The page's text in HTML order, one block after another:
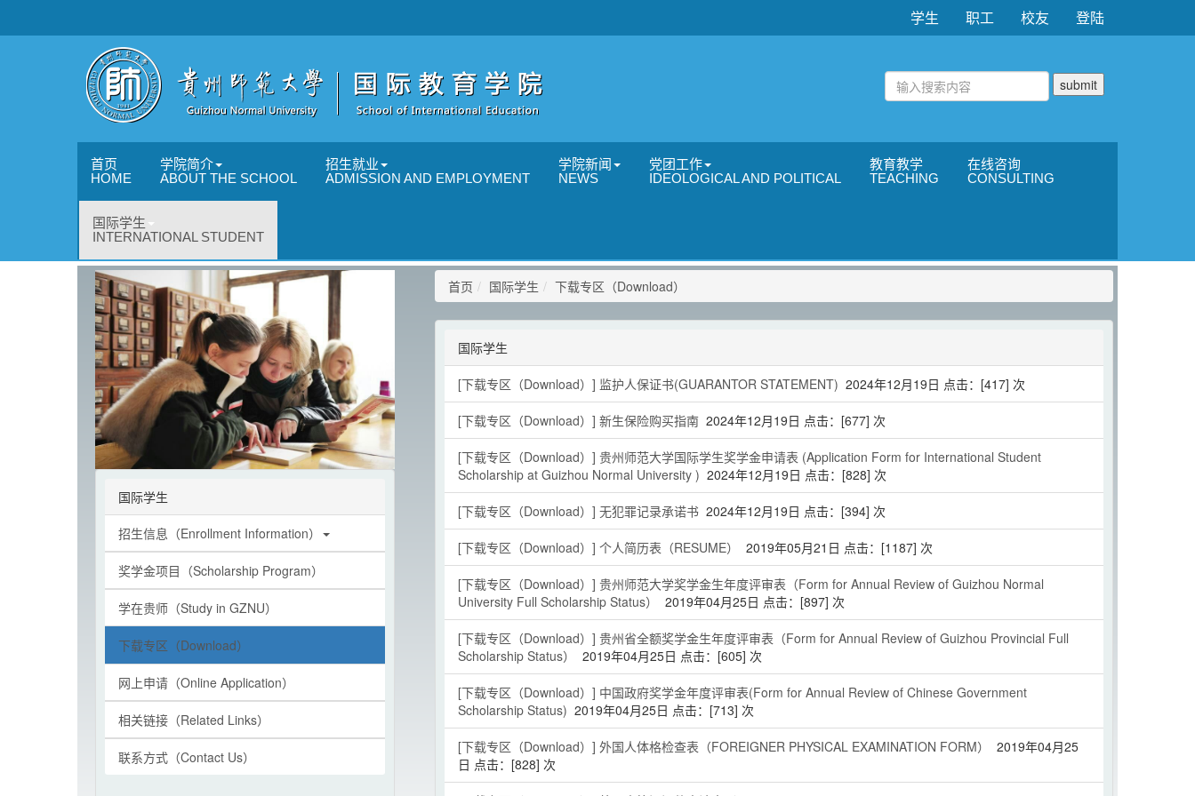
学生 职工 校友 登陆
首页
HOME
学院简介
ABOUT THE SCHOOL
招生就业
ADMISSION AND EMPLOYMENT
学院新闻
NEWS
党团工作
IDEOLOGICAL AND POLITICAL
教育教学
TEACHING
在线咨询
CONSULTING
国际学生
INTERNATIONAL STUDENT
首页 国际学生 下载专区（Download）
国际学生
[下载专区（Download）] 监护人保证书(GUARANTOR STATEMENT) 2024年12月19日 点击：[417] 次
[下载专区（Download）] 新生保险购买指南2024年12月19日 点击：[677] 次
[下载专区（Download）] 贵州师范大学国际学生奖学金申请表 (Application Form for International Student
Scholarship at Guizhou Normal University ) 2024年12月19日 点击：[828] 次
[下载专区（Download）] 无犯罪记录承诺书2024年12月19日 点击：[394] 次
[下载专区（Download）] 个人简历表（RESUME） 2019年05月21日 点击：[1187] 次
[下载专区（Download）] 贵州师范大学奖学金生年度评审表（Form for Annual Review of Guizhou Normal
University Full Scholarship Status）
2019年04月25日 点击：[897] 次
[下载专区（Download）] 贵州省全额奖学金生年度评审表（Form for Annual Review of Guizhou Provincial Full
Scholarship Status）
2019年04月25日 点击：[605] 次
[下载专区（Download）] 中国政府奖学金年度评审表(Form for Annual Review of Chinese Government
Scholarship Status) 2019年04月25日 点击：[713] 次
[下载专区（Download）] 外国人体格检查表（FOREIGNER PHYSICAL EXAMINATION FORM）
2019年04月25
日 点击：[828] 次
国际学生
招生信息（Enrollment Information）
奖学金项目（Scholarship Program）
学在贵师（Study in GZNU）
下载专区（Download）
网上申请（Online Application）
相关链接（Related Links）
联系方式（Contact Us）